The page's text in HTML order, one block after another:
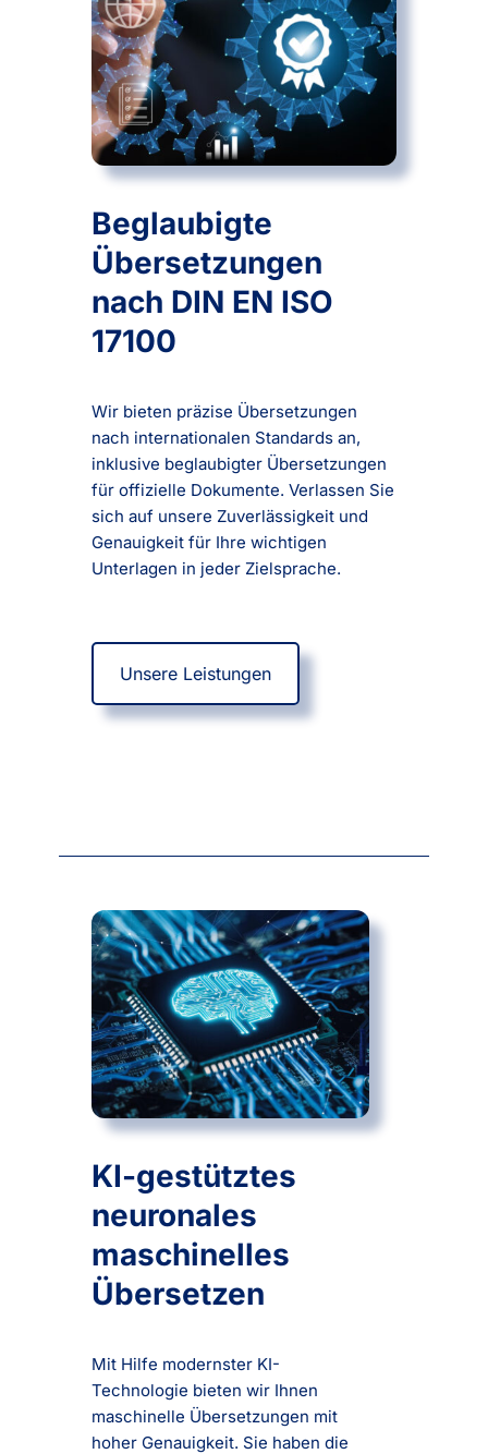
Beglaubigte
Übersetzungen
nach DIN EN ISO
17100
Wir bieten präzise Übersetzungen
nach internationalen Standards an,
inklusive beglaubigter Übersetzungen
für offizielle Dokumente. Verlassen Sie
sich auf unsere Zuverlässigkeit und
Genauigkeit für Ihre wichtigen
Unterlagen in jeder Zielsprache.
Unsere Leistungen
KI-gestütztes
neuronales
maschinelles
Übersetzen
Mit Hilfe modernster KI-
Technologie bieten wir Ihnen
maschinelle Übersetzungen mit
hoher Genauigkeit. Sie haben die